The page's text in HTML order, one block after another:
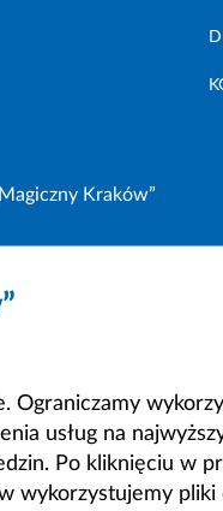
Kraków”
Ograniczamy
usług na
Po kliknięciu w
wykorzystujemy pliki